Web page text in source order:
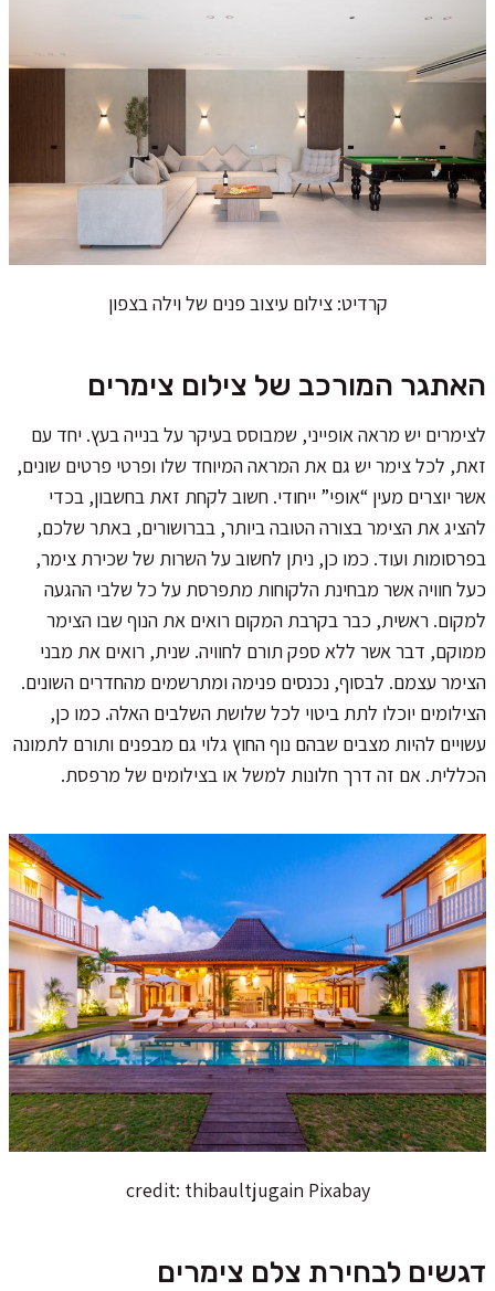
קרדיט: צילום עיצוב פנים של וילה בצפון
האתגר המורכב של צילום צימרים
לצימרים יש מראה אופייני, שמבוסס בעיקר על בנייה בעץ. יחד עם
זאת, לכל צימר יש גם את המראה המיוחד שלו ופרטי פרטים שונים,
אשר יוצרים מעין “אופי” ייחודי. חשוב לקחת זאת בחשבון, בכדי
להציג את הצימר בצורה הטובה ביותר, בברושורים, באתר שלכם,
בפרסומות ועוד. כמו כן, ניתן לחשוב על השרות של שכירת צימר,
כעל חוויה אשר מבחינת הלקוחות מתפרסת על כל שלבי ההגעה
למקום. ראשית, כבר בקרבת המקום רואים את הנוף שבו הצימר
ממוקם, דבר אשר ללא ספק תורם לחוויה. שנית, רואים את מבני
הצימר עצמם. לבסוף, נכנסים פנימה ומתרשמים מהחדרים השונים.
הצילומים יוכלו לתת ביטוי לכל שלושת השלבים האלה. כמו כן,
עשויים להיות מצבים שבהם נוף החוץ גלוי גם מבפנים ותורם לתמונה
הכללית. אם זה דרך חלונות למשל או בצילומים של מרפסת.
credit: thibaultjugain Pixabay
דגשים לבחירת צלם צימרים